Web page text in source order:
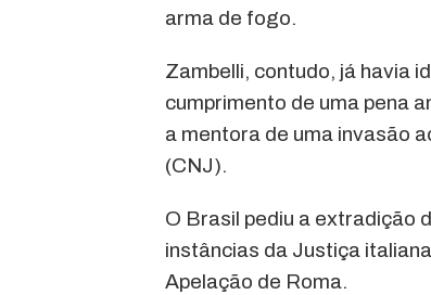
arma de fogo.
Zambelli, contudo, já havia
cumprimento de uma pena
a mentora de uma invasão
(CNJ).
O Brasil pediu a extradição
instâncias da Justiça
Apelação de Roma.